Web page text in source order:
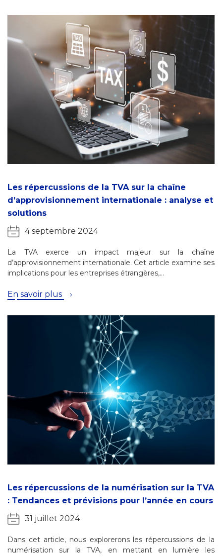
Les répercussions de la TVA sur la chaîne
d’approvisionnement internationale : analyse et
solutions
4 septembre 2024
La TVA exerce un impact majeur sur la chaîne
d’approvisionnement internationale. Cet article examine ses
implications pour les entreprises étrangères,…
En savoir plus
Les répercussions de la numérisation sur la TVA
: Tendances et prévisions pour l’année en cours
31 juillet 2024
Dans cet article, nous explorerons les répercussions de la
numérisation sur la TVA, en mettant en lumière les